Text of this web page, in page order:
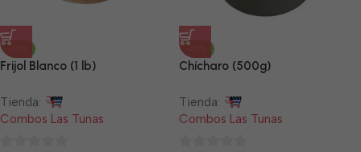
-16%
Frijol Blanco (1 lb)
Tienda:
Combos Las Tunas
-10%
Chícharo (500g)
Tienda:
Combos Las Tunas